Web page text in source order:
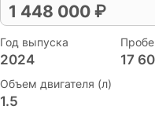
1 448 000 ₽
Год выпуска
2024 17
Объем двигателя (л)
1.5